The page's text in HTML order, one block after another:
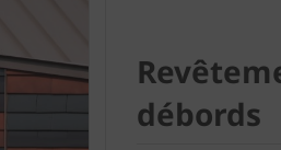
débords